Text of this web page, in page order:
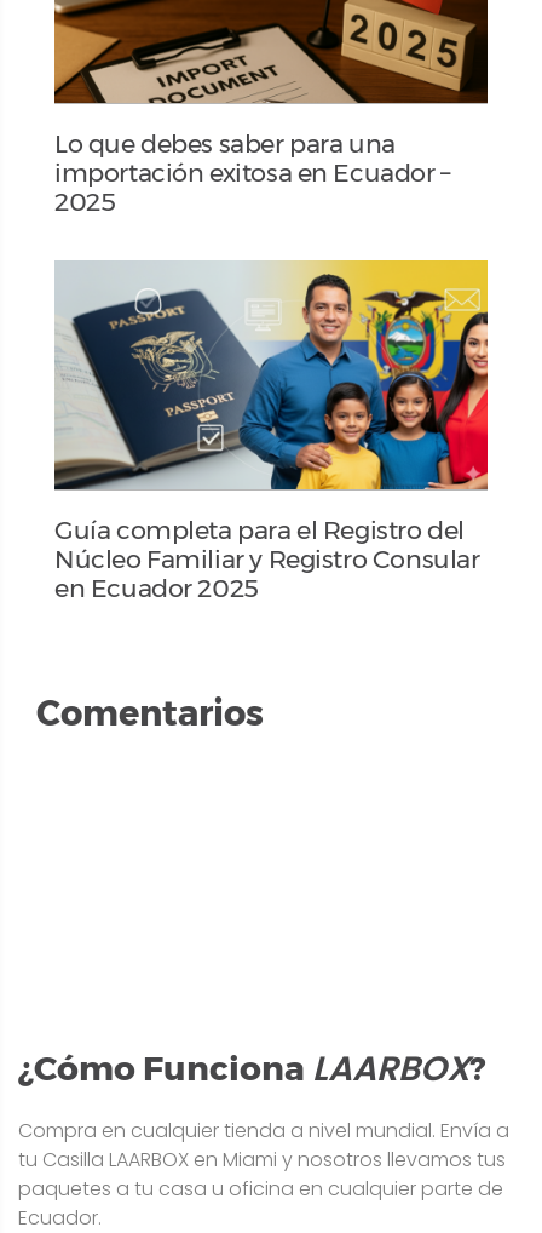
Lo que debes saber para una
importación exitosa en Ecuador –
2025
Guía completa para el Registro del
Núcleo Familiar y Registro Consular
en Ecuador 2025
Comentarios
¿Cómo Funciona LAARBOX?
Compra en cualquier tienda a nivel mundial. Envía a
tu Casilla LAARBOX en Miami y nosotros llevamos tus
paquetes a tu casa u oficina en cualquier parte de
Ecuador.